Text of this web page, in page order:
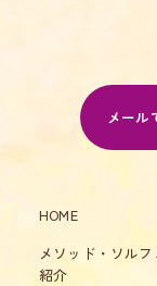
メール
HOME
メソッド・ソル
紹介